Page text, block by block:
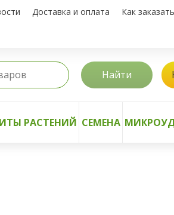
Доставка и оплата Как заказать
Найти
РАСТЕНИЙ СЕМЕНА